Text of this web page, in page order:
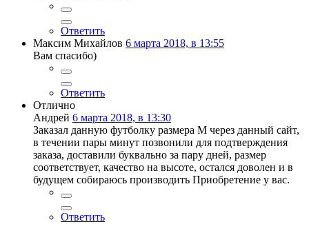
Ответить
Максим Михайлов 6 марта 2018, в 13:55
Вам спасибо)
Ответить
Отлично
Андрей 6 марта 2018, в 13:30
Заказал данную футболку размера M через данный сайт,
в течении пары минут позвонили для подтверждения
заказа, доставили буквально за пару дней, размер
соответствует, качество на высоте, остался доволен и в
будущем собираюсь производить Приобретение у вас.
Ответить